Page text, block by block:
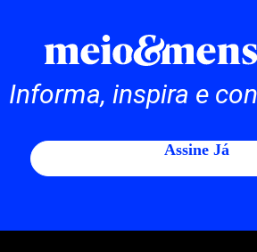
Informa, inspira e
Assine Já